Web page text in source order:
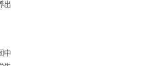
以及提升顾客
度，特别是在